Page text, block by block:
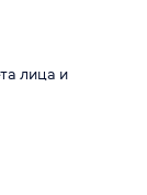
лица и